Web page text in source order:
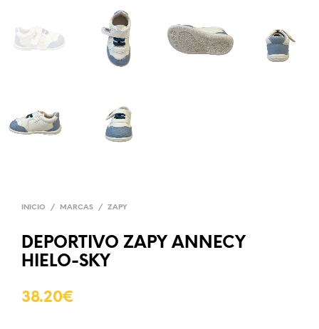
INICIO / MARCAS / ZAPY
DEPORTIVO ZAPY ANNECY
HIELO-SKY
38.20€